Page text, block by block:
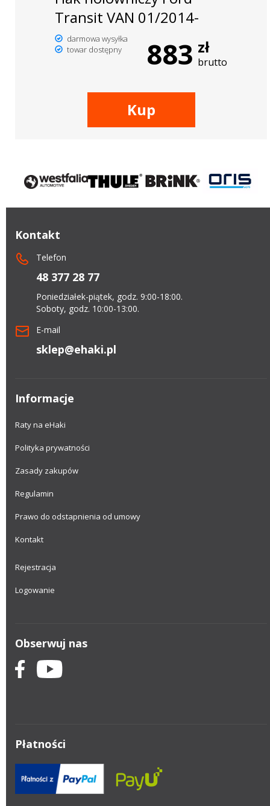
Transit VAN 01/2014-
darmowa wysyłka
towar dostępny
883 zł
brutto
Kup
Kontakt
Telefon
48 377 28 77
Poniedziałek-piątek, godz. 9:00-18:00.
Soboty, godz. 10:00-13:00.
E-mail
sklep@ehaki.pl
Informacje
Raty na eHaki
Polityka prywatności
Zasady zakupów
Regulamin
Prawo do odstapnienia od umowy
Kontakt
Rejestracja
Logowanie
Obserwuj nas
Płatności